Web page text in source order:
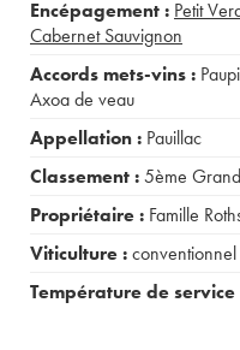
Encépagement : Petit
Cabernet Sauvignon
Accords mets-vins :
Axoa de veau
Appellation : Pauillac
Classement :5ème
Propriétaire : Famille
Viticulture :conventionnel
Température de service